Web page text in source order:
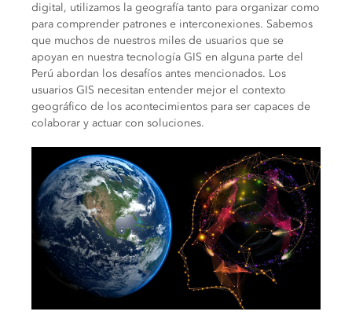
digital, utilizamos la geografía tanto para organizar como
para comprender patrones e interconexiones. Sabemos
que muchos de nuestros miles de usuarios que se
apoyan en nuestra tecnología GIS en alguna parte del
Perú abordan los desafíos antes mencionados. Los
usuarios GIS necesitan entender mejor el contexto
geográfico de los acontecimientos para ser capaces de
colaborar y actuar con soluciones.